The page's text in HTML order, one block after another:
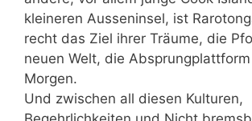
kleineren Ausseninsel, ist
recht das Ziel ihrer Träume, die
neuen Welt, die
Morgen.
Und zwischen all diesen Kulturen,